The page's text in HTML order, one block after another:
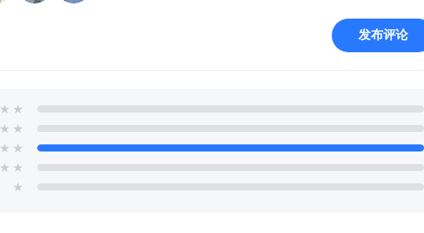
的人是把升级作为乐趣，即有什么升什么，上了9本连弩啪啪啪的下、科技8
有，但科技一定要上来;所有防御设施都可以不建，但科技一定要上来。也有
不住啊。
几十w资源，但获得16小时的护盾。然后在这16小时里，第一次进攻抵消3小
发布评论
★ ★
★ ★
★ ★
★ ★
★